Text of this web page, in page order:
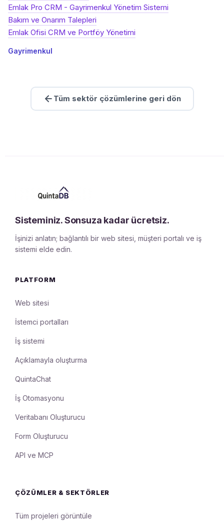
Emlak Pro CRM - Gayrimenkul Yönetim Sistemi
Bakım ve Onarım Talepleri
Emlak Ofisi CRM ve Portföy Yönetimi
Gayrimenkul
Tüm sektör çözümlerine geri dön
Sisteminiz. Sonsuza kadar ücretsiz.
İşinizi anlatın; bağlantılı bir web sitesi, müşteri portalı ve iş
sistemi elde edin.
PLATFORM
Web sitesi
İstemci portalları
İş sistemi
Açıklamayla oluşturma
QuintaChat
İş Otomasyonu
Veritabanı Oluşturucu
Form Oluşturucu
API ve MCP
ÇÖZÜMLER & SEKTÖRLER
Tüm projeleri görüntüle